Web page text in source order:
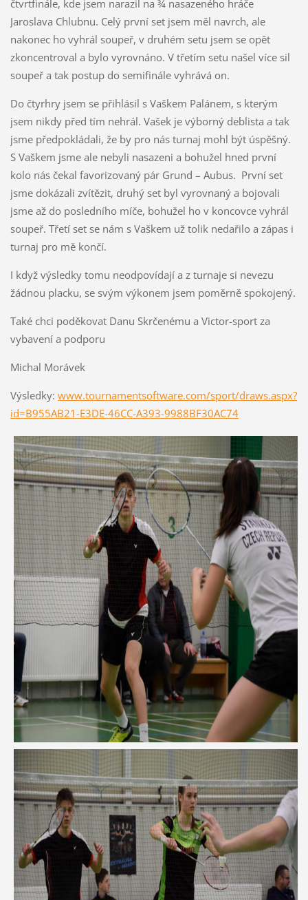
čtvrtfinále, kde jsem narazil na ¾ nasazeného hráče
Jaroslava Chlubnu. Celý první set jsem měl navrch, ale
nakonec ho vyhrál soupeř, v druhém setu jsem se opět
zkoncentroval a bylo vyrovnáno. V třetím setu našel více sil
soupeř a tak postup do semifinále vyhrává on.
Do čtyrhry jsem se přihlásil s Vaškem Palánem, s kterým
jsem nikdy před tím nehrál. Vašek je výborný deblista a tak
jsme předpokládali, že by pro nás turnaj mohl být úspěšný.
S Vaškem jsme ale nebyli nasazeni a bohužel hned první
kolo nás čekal favorizovaný pár Grund – Aubus. První set
jsme dokázali zvítězit, druhý set byl vyrovnaný a bojovali
jsme až do posledního míče, bohužel ho v koncovce vyhrál
soupeř. Třetí set se nám s Vaškem už tolik nedařilo a zápas i
turnaj pro mě končí.
I když výsledky tomu neodpovídají a z turnaje si nevezu
žádnou placku, se svým výkonem jsem poměrně spokojený.
Také chci poděkovat Danu Skrčenému a Victor-sport za
vybavení a podporu
Michal Morávek
Výsledky: www.tournamentsoftware.com/sport/draws.aspx?
id=B955AB21-E3DE-46CC-A393-9988BF30AC74